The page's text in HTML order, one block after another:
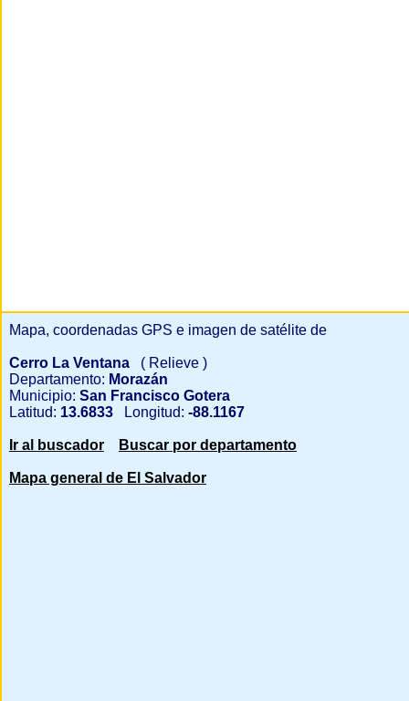
Mapa, coordenadas GPS e imagen de satélite de
Cerro La Ventana
( Relieve )
Departamento: Morazán
Municipio: San Francisco Gotera
Latitud: 13.6833 Longitud: -88.1167
Ir al buscador Buscar por departamento
Mapa general de El Salvador